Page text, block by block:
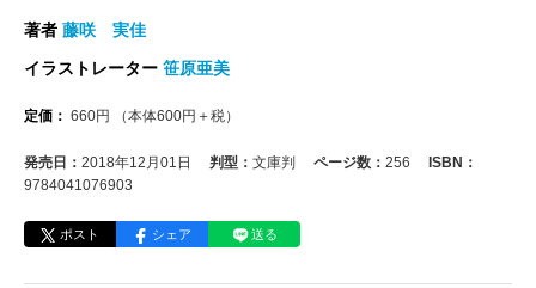
著者 藤咲 実佳
イラストレーター 笹原亜美
定価： 660円 （本体600円＋税）
発売日： 2018年12月01日 判型： 文庫判 ページ数： 256
ISBN：
9784041076903
ポスト シェア 送る